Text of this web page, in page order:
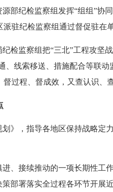
纪检监察组发挥“组组”协
驻纪检监察组通过督促驻在
监察组把“三北”工程攻坚
、线索移送、措施配合等联
过程、督成效，又查认识、
，指导各地区保持战略定
接续推动的一项长期性工
部署落实全过程各环节开展